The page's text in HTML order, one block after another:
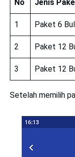
No Jenis
1 Paket 6
2 Paket 12
3 Paket 12
Setelah memilih